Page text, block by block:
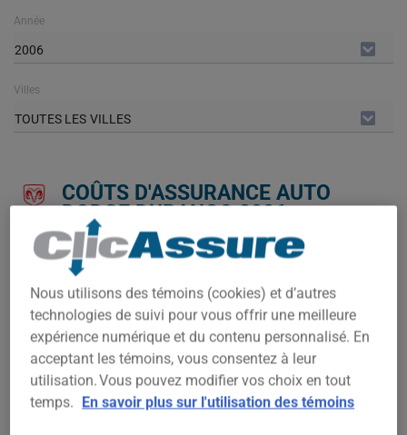
Année
2006
Villes
TOUTES LES VILLES
COÛTS D'ASSURANCE AUTO
DODGE DURANGO 2006.
Nous n'avons pas encore suffisamment de données
d'assurance auto pour ce véhicule.
Essayez un autre modèle ou une autre année, ou
commencez une soumission pour un prix personnalisé.
Pour trouver la meilleur assurance pour votre véhicule DODGE
DURANGO 2006, il est plus important que jamais de comparer
les options disponibles.
Nous utilisons des témoins (cookies) et d’autres
technologies de suivi pour vous offrir une meilleure
expérience numérique et du contenu personnalisé. En
acceptant les témoins, vous consentez à leur
utilisation. Vous pouvez modifier vos choix en tout
temps. En savoir plus sur l'utilisation des témoins